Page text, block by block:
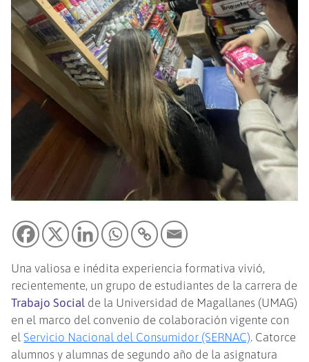
Una valiosa e inédita experiencia formativa vivió,
recientemente, un grupo de estudiantes de la carrera de
Trabajo Social de la Universidad de Magallanes (UMAG)
en el marco del convenio de colaboración vigente con
el Servicio Nacional del Consumidor (SERNAC). Catorce
alumnos y alumnas de segundo año de la asignatura